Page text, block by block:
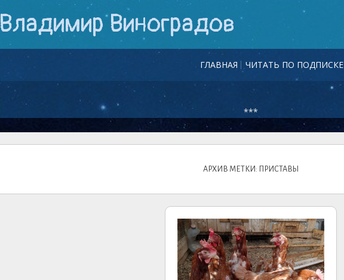
Владимир Виноградов
ГЛАВНАЯ ЧИТАТЬ ПО ПОДПИСКЕ
***
АРХИВ МЕТКИ: ПРИСТАВЫ